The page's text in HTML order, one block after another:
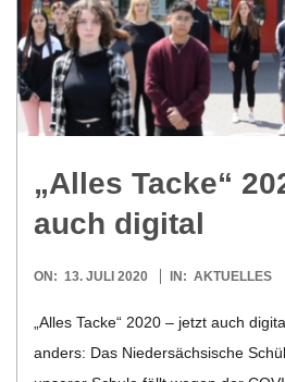
I
D
T
-
S
C
„Alles Tacke“
auch digital
2020-
13
ON: 13. JULI 2020 IN: AKTUELLES
„Alles Tacke“ 2020 – jetzt auch
anders: Das Nie­der­säch­si­sche